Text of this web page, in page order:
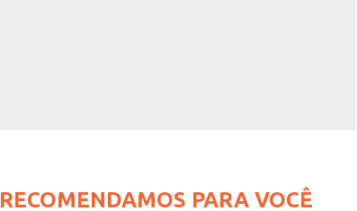
RECOMENDAMOS PARA VOCÊ